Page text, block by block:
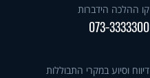
קו ההלכה הידברות
073-3333300
דיווח וסיוע במקרי התבוללות